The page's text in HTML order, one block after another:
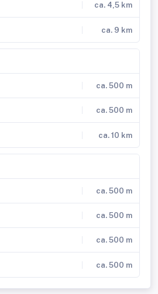
ca. 4,5 km
ca. 9 km
ca. 500 m
ca. 500 m
ca. 10 km
ca. 500 m
ca. 500 m
ca. 500 m
ca. 500 m